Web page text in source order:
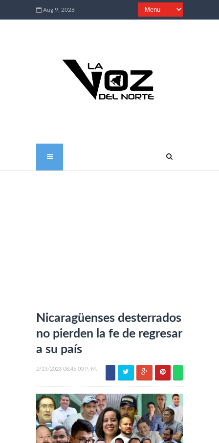
Aug 9, 2026
Nicaragüenses desterrados
no pierden la fe de regresar
a su país
2/13/2023 08:45:00 P. M.